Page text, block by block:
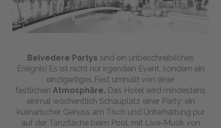
BIKE
Magazine
Webcam
BUCHEN
Belvedere Partys sind ein unbeschreibliches
Ereignis! Es ist nicht nur irgendein Event, sondern ein
einzigartiges Fest umhüllt von einer
festlichen Atmosphäre. Das Hotel wird mindestens
einmal wöchentlich Schauplatz einer Party; ein
kulinarischer Genuss am Tisch und Unterhaltung pur
auf der Tanzfläche beim Pool, mit Live-Musik von